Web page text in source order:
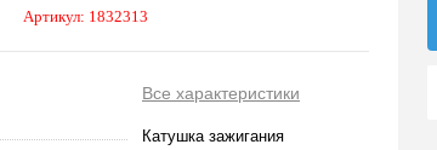
Артикул: 1832313
Все характеристики
Катушка зажигания